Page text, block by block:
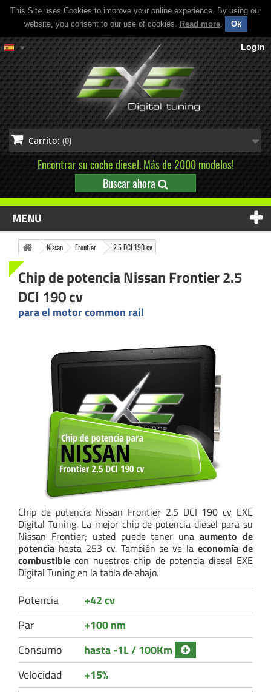
This Site uses Cookies to improve your online experience. By using our
website, you consent to our use of cookies. Read more. Ok
Login
Carrito: (0)
Encontrar su coche diesel. Más de 2000 modelos!
Buscar ahora
MENU
Nissan Frontier 2.5 DCI 190 cv
Chip de potencia Nissan Frontier 2.5
DCI 190 cv
para el motor common rail
Chip de potencia Nissan Frontier 2.5 DCI 190 cv EXE
Digital Tuning. La mejor chip de potencia diesel para su
Nissan Frontier; usted puede tener unaaumento de
potencia hasta 253 cv. También se ve laeconomía de
combustiblecon nuestros chip de potencia diesel EXE
Digital Tuning en la tabla de abajo.
Potencia
+42 cv
Par
+100 nm
Consumo
hasta -1L / 100Km
Velocidad
+15%